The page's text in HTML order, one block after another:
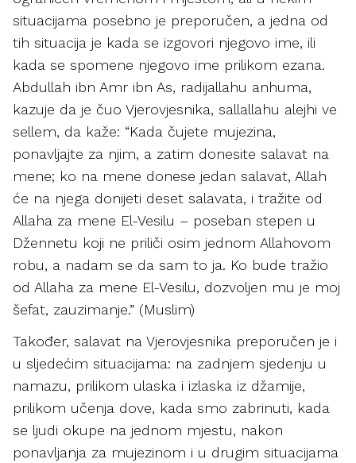
situacijama posebno je preporučen, a jedna od
tih situacija je kada se izgovori njegovo ime, ili
kada se spomene njegovo ime prilikom ezana.
Abdullah ibn Amr ibn As, radijallahu anhuma,
kazuje da je čuo Vjerovjesnika, sallallahu alejhi ve
sellem, da kaže: “Kada čujete mujezina,
ponavljajte za njim, a zatim donesite salavat na
mene; ko na mene donese jedan salavat, Allah
će na njega donijeti deset salavata, i tražite od
Allaha za mene El-Vesilu – poseban stepen u
Džennetu koji ne priliči osim jednom Allahovom
robu, a nadam se da sam to ja. Ko bude tražio
od Allaha za mene El-Vesilu, dozvoljen mu je moj
šefat, zauzimanje.” (Muslim)
Također, salavat na Vjerovjesnika preporučen je i
u sljedećim situacijama: na zadnjem sjedenju u
namazu, prilikom ulaska i izlaska iz džamije,
prilikom učenja dove, kada smo zabrinuti, kada
se ljudi okupe na jednom mjestu, nakon
ponavljanja za mujezinom i u drugim situacijama